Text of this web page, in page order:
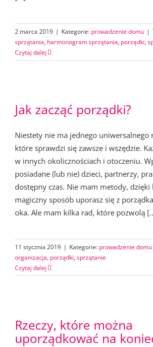
2 marca 2019 | Kategorie: prowadzenie domu |
sprzątania, harmonogram sprzątania, porządki,
Czytaj dalej
Jak zacząć porządki?
Niestety nie ma jednego uniwersalnego
które sprawdzi się zawsze i wszędzie.
w innych okolicznościach i otoczeniu.
posiadane (lub nie) dzieci, partnerzy,
dostępny czas. Nie mam metody,
magiczny sposób uporasz się z
oka. Ale mam kilka rad, które pozwolą
11 stycznia 2019 | Kategorie: prowadzenie domu
organizacja, porządki, sprzątanie
Czytaj dalej
Rzeczy, które można
uporządkować na